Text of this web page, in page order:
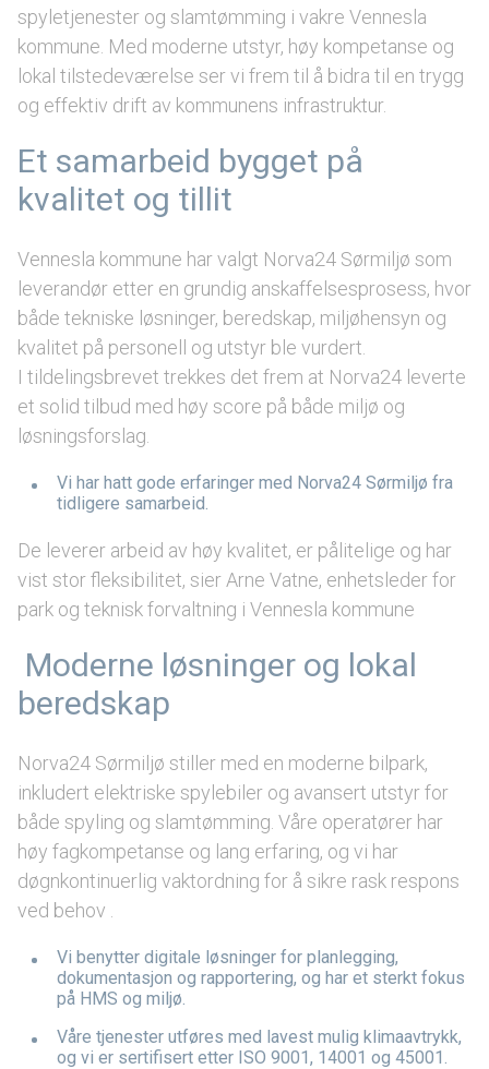
spyletjenester og slamtømming i vakre Vennesla
kommune. Med moderne utstyr, høy kompetanse og
lokal tilstedeværelse ser vi frem til å bidra til en trygg
og effektiv drift av kommunens infrastruktur.
Et samarbeid bygget på
kvalitet og tillit
Vennesla kommune har valgt Norva24 Sørmiljø som
leverandør etter en grundig anskaffelsesprosess, hvor
både tekniske løsninger, beredskap, miljøhensyn og
kvalitet på personell og utstyr ble vurdert.
I tildelingsbrevet trekkes det frem at Norva24 leverte
et solid tilbud med høy score på både miljø og
løsningsforslag.
Vi har hatt gode erfaringer med Norva24 Sørmiljø fra
tidligere samarbeid.
De leverer arbeid av høy kvalitet, er pålitelige og har
vist stor fleksibilitet, sier Arne Vatne, enhetsleder for
park og teknisk forvaltning i Vennesla kommune
Moderne løsninger og lokal
beredskap
Norva24 Sørmiljø stiller med en moderne bilpark,
inkludert elektriske spylebiler og avansert utstyr for
både spyling og slamtømming. Våre operatører har
høy fagkompetanse og lang erfaring, og vi har
døgnkontinuerlig vaktordning for å sikre rask respons
ved behov .
Vi benytter digitale løsninger for planlegging,
dokumentasjon og rapportering, og har et sterkt fokus
på HMS og miljø.
Våre tjenester utføres med lavest mulig klimaavtrykk,
og vi er sertifisert etter ISO 9001, 14001 og 45001.